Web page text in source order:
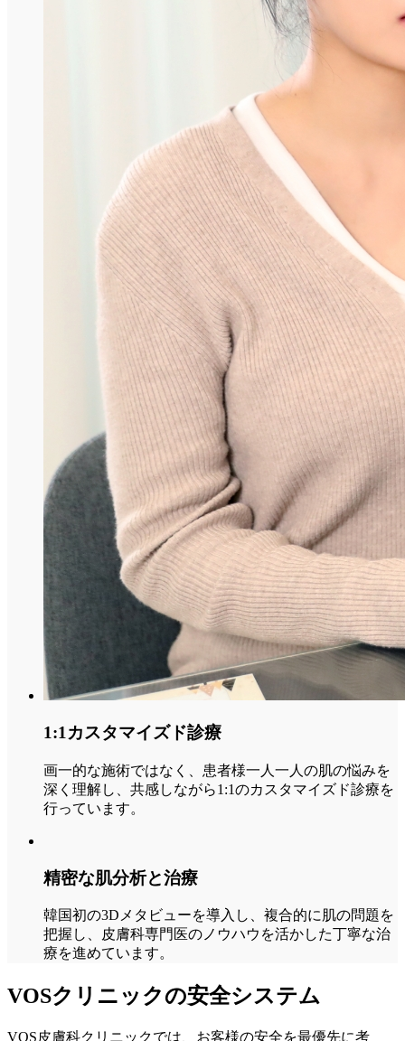
1:1カスタマイズド診療
画一的な施術ではなく、患者様一人一人の肌の悩みを
深く理解し、共感しながら1:1のカスタマイズド診療を
行っています。
精密な肌分析と治療
韓国初の3Dメタビューを導入し、複合的に肌の問題を
把握し、皮膚科専門医のノウハウを活かした丁寧な治
療を進めています。
VOSクリニックの安全システム
VOS皮膚科クリニックでは、お客様の安全を最優先に考